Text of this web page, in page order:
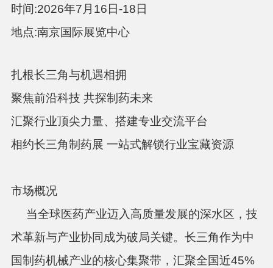
时间:2026年7月16日-18日
地点:南京国际展览中心
扎根长三角与机遇相拥
聚焦前沿科技 共探制药未来
汇聚行业顶尖力量、搭建专业交流平台
相约长三角制药展 一站式解锁行业宝藏资源
市场概况
当全球医药产业迈入高质量发展的深水区，技
术革新与产业协同成为破局关键。长三角作为中
国制药机械产业的核心集聚带，汇聚全国近45%